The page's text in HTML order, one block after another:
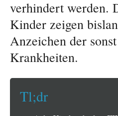
verhindert werden.
Kinder zeigen
Anzeichen der
Krankheiten.
Tl;dr